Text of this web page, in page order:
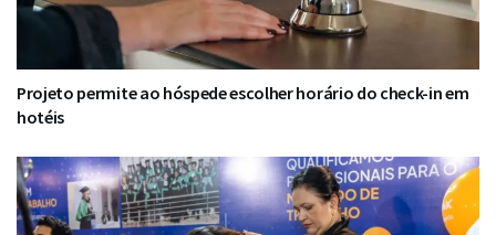
Projeto permite ao hóspede escolher horário do check-in em
hotéis